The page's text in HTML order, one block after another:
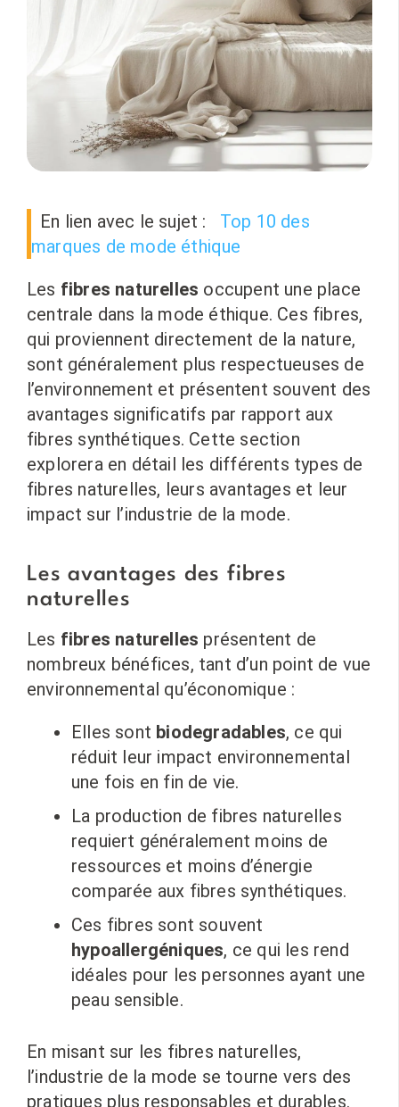
En lien avec le sujet :
Top 10 des
marques de mode éthique
Les fibres naturelles occupent une place
centrale dans la mode éthique. Ces fibres,
qui proviennent directement de la nature,
sont généralement plus respectueuses de
l’environnement et présentent souvent des
avantages significatifs par rapport aux
fibres synthétiques. Cette section
explorera en détail les différents types de
fibres naturelles, leurs avantages et leur
impact sur l’industrie de la mode.
Les avantages des fibres
naturelles
Les fibres naturelles présentent de
nombreux bénéfices, tant d’un point de vue
environnemental qu’économique :
Elles sont biodegradables, ce qui
réduit leur impact environnemental
une fois en fin de vie.
La production de fibres naturelles
requiert généralement moins de
ressources et moins d’énergie
comparée aux fibres synthétiques.
Ces fibres sont souvent
hypoallergéniques, ce qui les rend
idéales pour les personnes ayant une
peau sensible.
En misant sur les fibres naturelles,
l’industrie de la mode se tourne vers des
pratiques plus responsables et durables.